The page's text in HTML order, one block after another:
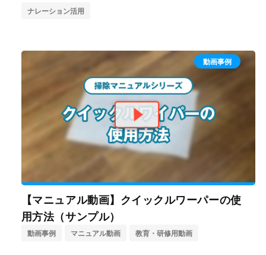
ナレーション活用
動画事例
【マニュアル動画】クイックルワーパーの使
用方法（サンプル）
動画事例 マニュアル動画 教育・研修用動画